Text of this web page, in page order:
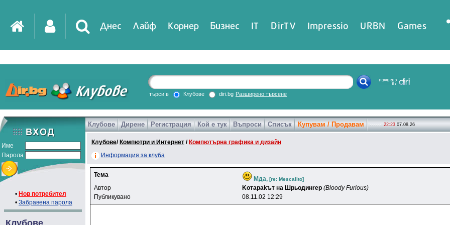
Днес Лайф Корнер Бизнес IT DirTV Impressio URBN Games
търси в Клубове diri.bg Разширено търсене
Име
Парола
• Нов потребител
• Забравена парола
Клубове
Клубове Дирене Регистрация Кой е тук Въпроси Списък Купувам / Продавам 22:23 07.08.26
Клубове/ Компютри и Интернет / Компютърна графика и дизайн
Информация за клуба
Тема
Мда, [re: Mescalito]
Автор Koтapakът нa Шpьoдинrep (Bloody Furious)
Публикувано
08.11.02 12:29